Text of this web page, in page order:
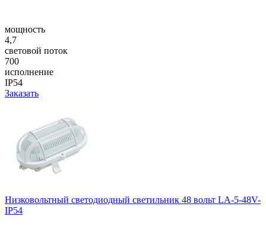
мощность
4,7
световой поток
700
исполнение
IP54
Заказать
Низковольтный светодиодный светильник 48 вольт LA-5-48V-
IP54